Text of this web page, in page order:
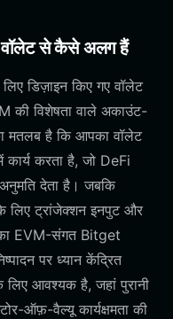
वॉलेट से कैसे अलग हैं
डिज़ाइन किए गए वॉलेट
की विशेषता वाले अकाउंट-
मतलब है कि आपका वॉलेट
करता है, जो DeFi
देता है। जबकि
लिए ट्रांजेक्शन इनपुट और
EVM-संगत Bitget
पर ध्यान केंद्रित
आवश्यक है, जहां पुरानी
ऑफ़-वैल्यू कार्यक्षमता की